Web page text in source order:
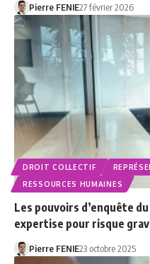
Pierre FENIE27 février 2026
DROIT COLLECTIF
RESSOURCES HUMAINES
Les pouvoirs d’enquête du
expertise pour risque
Pierre FENIE23 octobre 2025